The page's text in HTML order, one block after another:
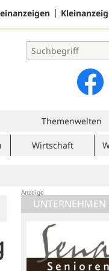
Themenwelten
Wirtschaft
UNTERNEHMEN